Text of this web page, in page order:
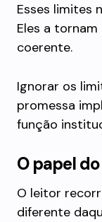
Esses limites
Eles a
coerente.
Ignorar os
promessa
função
O papel
O leitor
diferente